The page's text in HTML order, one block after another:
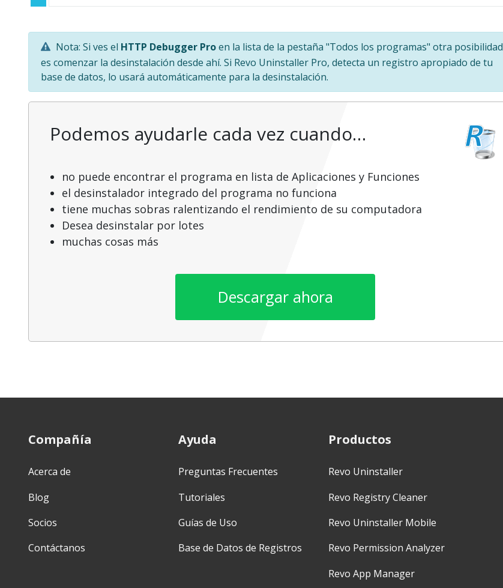
Nota: Si ves el HTTP Debugger Proen la lista de la pestaña "Todos los programas" otra posibilidad
es comenzar la desinstalación desde ahí. Si Revo Uninstaller Pro, detecta un registro apropiado de tu
base de datos, lo usará automáticamente para la desinstalación.
Podemos ayudarle cada vez cuando…
no puede encontrar el programa en lista de Aplicaciones y Funciones
el desinstalador integrado del programa no funciona
tiene muchas sobras ralentizando el rendimiento de su computadora
Desea desinstalar por lotes
muchas cosas más
Descargar ahora
Compañía
Acerca de
Blog
Socios
Contáctanos
Ayuda
Preguntas Frecuentes
Tutoriales
Guías de Uso
Base de Datos de Registros
Productos
Revo Uninstaller
Revo Registry Cleaner
Revo Uninstaller Mobile
Revo Permission Analyzer
Revo App Manager